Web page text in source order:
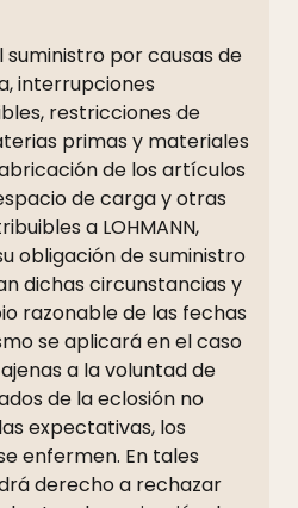
suministro por causas de
interrupciones
restricciones de
primas y materiales
de los artículos
de carga y otras
a LOHMANN,
obligación de suministro
dichas circunstancias y
razonable de las fechas
se aplicará en el caso
a la voluntad de
de la eclosión no
expectativas, los
enfermen. En tales
derecho a rechazar